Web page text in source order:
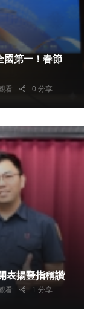
國第一！春節
看 0 分享
子 李文章公開表揚豎指稱讚
看 1 分享